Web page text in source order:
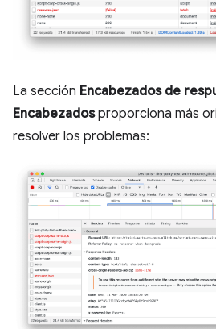
La sección Encabezados de
Encabezadosproporciona más
resolver los problemas: